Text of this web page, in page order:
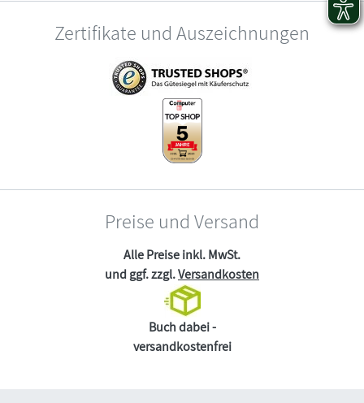
Zertifikate und Auszeichnungen
Preise und Versand
Alle Preise inkl. MwSt.
und ggf. zzgl.Versandkosten
Buch dabei -
versandkostenfrei